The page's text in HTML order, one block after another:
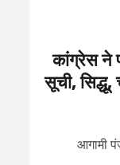
कांग्रेस ने
सूची, सिद्धू,
आगामी